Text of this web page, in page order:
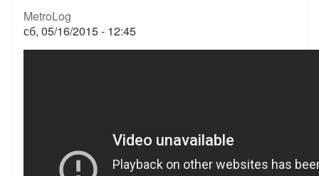
MetroLog
сб, 05/16/2015 - 12:45